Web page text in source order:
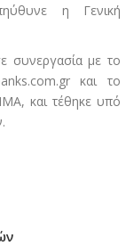
η Γενική
συνεργασία με το
και το
και τέθηκε υπό